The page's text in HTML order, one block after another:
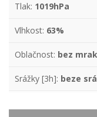
Tlak: 1019hPa
Vlhkost: 63%
Oblačnost: bez
Srážky [3h]: beze